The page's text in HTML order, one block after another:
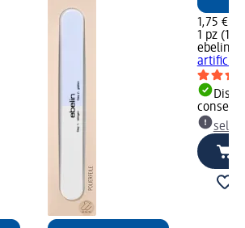
1,75 €
1 pz
ebelin
artiﬁciali